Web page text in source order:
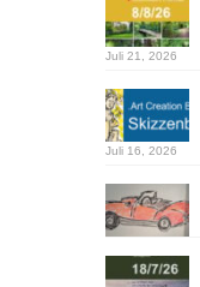
Juli 21, 2026
Juli 16, 2026